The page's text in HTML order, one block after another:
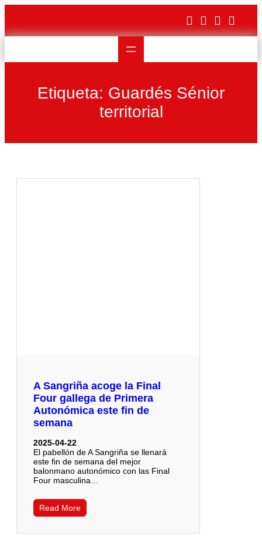
contenido
Etiqueta: Guardés Sénior
territorial
A Sangriña acoge la Final
Four gallega de Primera
Autonómica este fin de
semana
2025-04-22
El pabellón de A Sangriña se llenará
este fin de semana del mejor
balonmano autonómico con las Final
Four masculina…
Read More